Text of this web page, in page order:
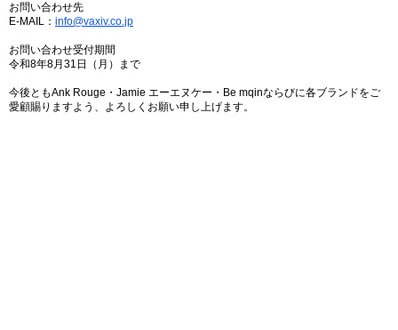
お問い合わせ先
E-MAIL： info@vaxiv.co.jp
お問い合わせ受付期間
令和8年8月31日（月）まで
今後ともAnk Rouge・Jamie エーエヌケー・Be mqinならびに各ブランドをご
愛顧賜りますよう、よろしくお願い申し上げます。